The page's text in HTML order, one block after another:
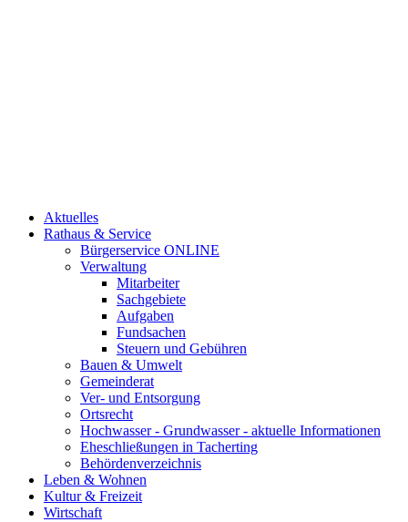
Aktuelles
Rathaus & Service
Bürgerservice ONLINE
Verwaltung
Mitarbeiter
Sachgebiete
Aufgaben
Fundsachen
Steuern und Gebühren
Bauen & Umwelt
Gemeinderat
Ver- und Entsorgung
Ortsrecht
Hochwasser - Grundwasser - aktuelle Informationen
Eheschließungen in Tacherting
Behördenverzeichnis
Leben & Wohnen
Kultur & Freizeit
Wirtschaft